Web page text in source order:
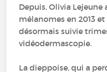
Depuis, Olivia Lejeune
mélanomes en 2013 et
désormais suivie
vidéodermascopie.
La dieppoise, qui a